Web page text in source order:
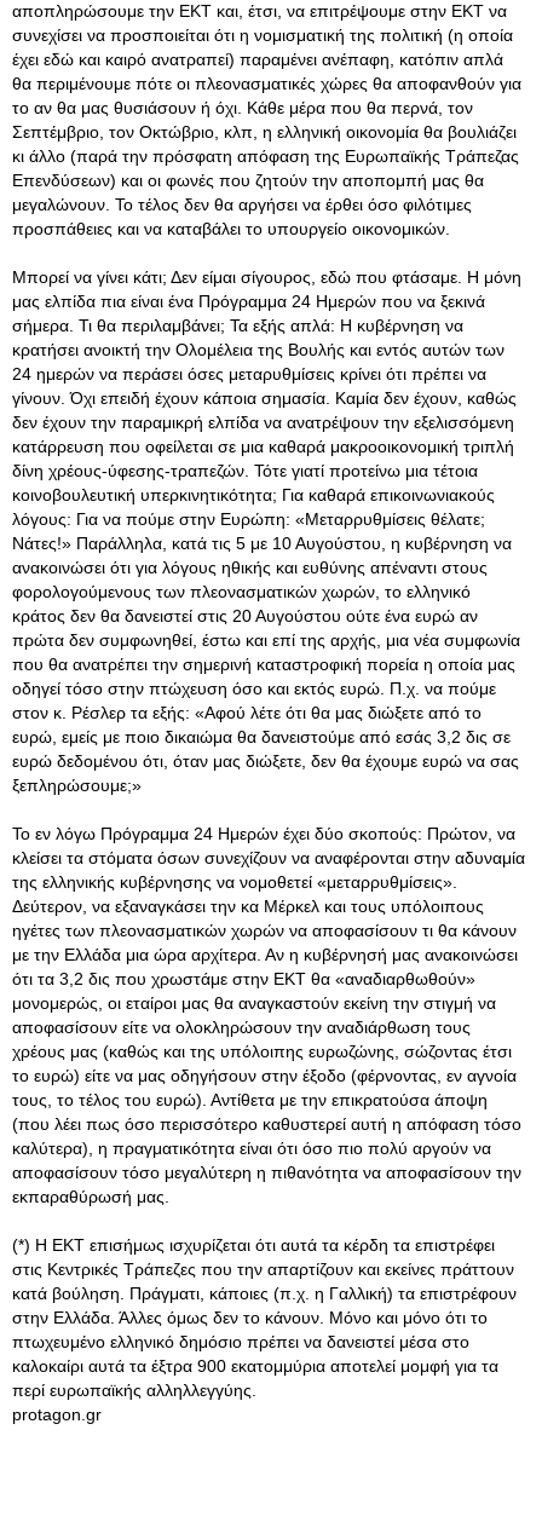
αποπληρώσουμε την ΕΚΤ και, έτσι, να επιτρέψουμε στην ΕΚΤ να
συνεχίσει να προσποιείται ότι η νομισματική της πολιτική (η οποία
έχει εδώ και καιρό ανατραπεί) παραμένει ανέπαφη, κατόπιν απλά
θα περιμένουμε πότε οι πλεονασματικές χώρες θα αποφανθούν για
το αν θα μας θυσιάσουν ή όχι. Κάθε μέρα που θα περνά, τον
Σεπτέμβριο, τον Οκτώβριο, κλπ, η ελληνική οικονομία θα βουλιάζει
κι άλλο (παρά την πρόσφατη απόφαση της Ευρωπαϊκής Τράπεζας
Επενδύσεων) και οι φωνές που ζητούν την αποπομπή μας θα
μεγαλώνουν. Το τέλος δεν θα αργήσει να έρθει όσο φιλότιμες
προσπάθειες και να καταβάλει το υπουργείο οικονομικών.
Μπορεί να γίνει κάτι; Δεν είμαι σίγουρος, εδώ που φτάσαμε. Η μόνη
μας ελπίδα πια είναι ένα Πρόγραμμα 24 Ημερών που να ξεκινά
σήμερα. Τι θα περιλαμβάνει; Τα εξής απλά: Η κυβέρνηση να
κρατήσει ανοικτή την Ολομέλεια της Βουλής και εντός αυτών των
24 ημερών να περάσει όσες μεταρυθμίσεις κρίνει ότι πρέπει να
γίνουν. Όχι επειδή έχουν κάποια σημασία. Καμία δεν έχουν, καθώς
δεν έχουν την παραμικρή ελπίδα να ανατρέψουν την εξελισσόμενη
κατάρρευση που οφείλεται σε μια καθαρά μακροοικονομική τριπλή
δίνη χρέους-ύφεσης-τραπεζών. Τότε γιατί προτείνω μια τέτοια
κοινοβουλευτική υπερκινητικότητα; Για καθαρά επικοινωνιακούς
λόγους: Για να πούμε στην Ευρώπη: «Μεταρρυθμίσεις θέλατε;
Νάτες!» Παράλληλα, κατά τις 5 με 10 Αυγούστου, η κυβέρνηση να
ανακοινώσει ότι για λόγους ηθικής και ευθύνης απέναντι στους
φορολογούμενους των πλεονασματικών χωρών, το ελληνικό
κράτος δεν θα δανειστεί στις 20 Αυγούστου ούτε ένα ευρώ αν
πρώτα δεν συμφωνηθεί, έστω και επί της αρχής, μια νέα συμφωνία
που θα ανατρέπει την σημερινή καταστροφική πορεία η οποία μας
οδηγεί τόσο στην πτώχευση όσο και εκτός ευρώ. Π.χ. να πούμε
στον κ. Ρέσλερ τα εξής: «Αφού λέτε ότι θα μας διώξετε από το
ευρώ, εμείς με ποιο δικαιώμα θα δανειστούμε από εσάς 3,2 δις σε
ευρώ δεδομένου ότι, όταν μας διώξετε, δεν θα έχουμε ευρώ να σας
ξεπληρώσουμε;»
Το εν λόγω Πρόγραμμα 24 Ημερών έχει δύο σκοπούς: Πρώτον, να
κλείσει τα στόματα όσων συνεχίζουν να αναφέρονται στην αδυναμία
της ελληνικής κυβέρνησης να νομοθετεί «μεταρρυθμίσεις».
Δεύτερον, να εξαναγκάσει την κα Μέρκελ και τους υπόλοιπους
ηγέτες των πλεονασματικών χωρών να αποφασίσουν τι θα κάνουν
με την Ελλάδα μια ώρα αρχίτερα. Αν η κυβέρνησή μας ανακοινώσει
ότι τα 3,2 δις που χρωστάμε στην ΕΚΤ θα «αναδιαρθωθούν»
μονομερώς, οι εταίροι μας θα αναγκαστούν εκείνη την στιγμή να
αποφασίσουν είτε να ολοκληρώσουν την αναδιάρθωση τους
χρέους μας (καθώς και της υπόλοιπης ευρωζώνης, σώζοντας έτσι
το ευρώ) είτε να μας οδηγήσουν στην έξοδο (φέρνοντας, εν αγνοία
τους, το τέλος του ευρώ). Αντίθετα με την επικρατούσα άποψη
(που λέει πως όσο περισσότερο καθυστερεί αυτή η απόφαση τόσο
καλύτερα), η πραγματικότητα είναι ότι όσο πιο πολύ αργούν να
αποφασίσουν τόσο μεγαλύτερη η πιθανότητα να αποφασίσουν την
εκπαραθύρωσή μας.
(*) Η ΕΚΤ επισήμως ισχυρίζεται ότι αυτά τα κέρδη τα επιστρέφει
στις Κεντρικές Τράπεζες που την απαρτίζουν και εκείνες πράττουν
κατά βούληση. Πράγματι, κάποιες (π.χ. η Γαλλική) τα επιστρέφουν
στην Ελλάδα. Άλλες όμως δεν το κάνουν. Μόνο και μόνο ότι το
πτωχευμένο ελληνικό δημόσιο πρέπει να δανειστεί μέσα στο
καλοκαίρι αυτά τα έξτρα 900 εκατομμύρια αποτελεί μομφή για τα
περί ευρωπαϊκής αλληλλεγγύης.
protagon.gr